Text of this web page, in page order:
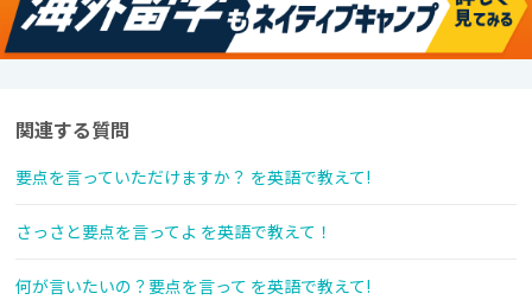
関連する質問
要点を言っていただけますか？ を英語で教えて!
さっさと要点を言ってよ を英語で教えて！
何が言いたいの？要点を言って を英語で教えて!